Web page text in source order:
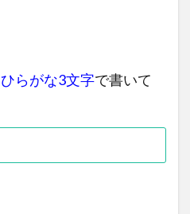
ひらがな3文字で書いて